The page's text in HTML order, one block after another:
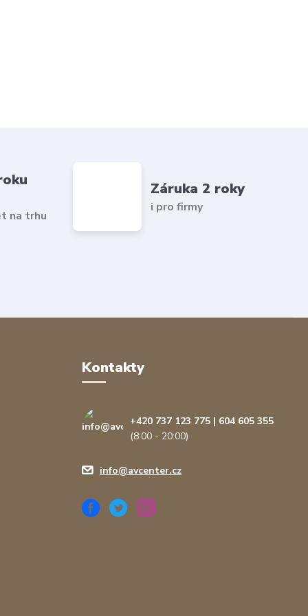
na trhu
Záruka 2 roky
i pro firmy
Kontakty
+420 737 123 775 | 604 605 355
(8:00 - 20:00)
info@avcenter.cz